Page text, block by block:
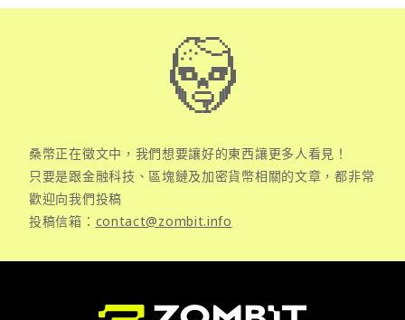
桑幣正在徵文中，我們想要讓好的東西讓更多人看見！
只要是跟金融科技、區塊鏈及加密貨幣相關的文章，都非常
歡迎向我們投稿
投稿信箱： contact@zombit.info